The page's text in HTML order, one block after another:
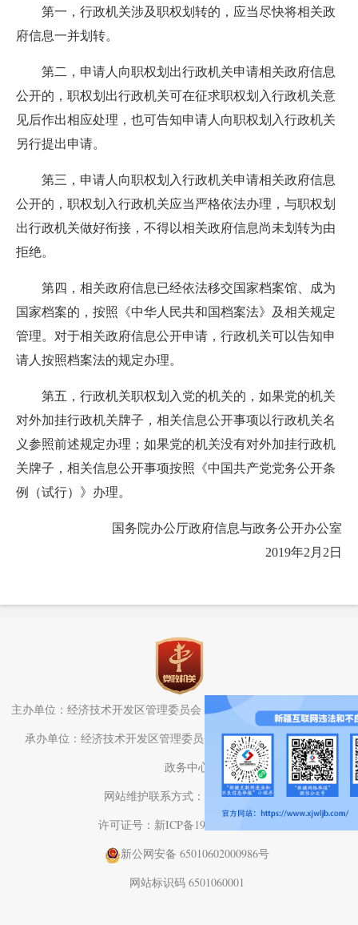
第一，行政机关涉及职权划转的，应当尽快将相关政
府信息一并划转。
第二，申请人向职权划出行政机关申请相关政府信息
公开的，职权划出行政机关可在征求职权划入行政机关意
见后作出相应处理，也可告知申请人向职权划入行政机关
另行提出申请。
第三，申请人向职权划入行政机关申请相关政府信息
公开的，职权划入行政机关应当严格依法办理，与职权划
出行政机关做好衔接，不得以相关政府信息尚未划转为由
拒绝。
第四，相关政府信息已经依法移交国家档案馆、成为
国家档案的，按照《中华人民共和国档案法》及相关规定
管理。对于相关政府信息公开申请，行政机关可以告知申
请人按照档案法的规定办理。
第五，行政机关职权划入党的机关的，如果党的机关
对外加挂行政机关牌子，相关信息公开事项以行政机关名
义参照前述规定办理；如果党的机关没有对外加挂行政机
关牌子，相关信息公开事项按照《中国共产党党务公开条
例（试行）》办理。
国务院办公厅政府信息与政务公开办公室
2019年2月2日
主办单位：经济技术开发区管理委员会（头屯河区人民政府）办公室
承办单位：经济技术开发区管理委员会（头屯河区人民政府）电子
政务中心
网站维护联系方式：0991-3782709
许可证号：新ICP备19001575号-1
新公网安备 65010602000986号
网站标识码 6501060001